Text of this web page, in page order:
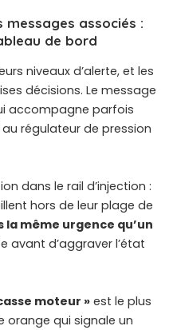
associés :
de bord
niveaux d’alerte, et les
décisions. Le message
accompagne parfois
régulateur de pression
dans le rail d’injection :
hors de leur plage de
la même urgence qu’un
avant d’aggraver l’état
moteur »est le plus
orange qui signale un